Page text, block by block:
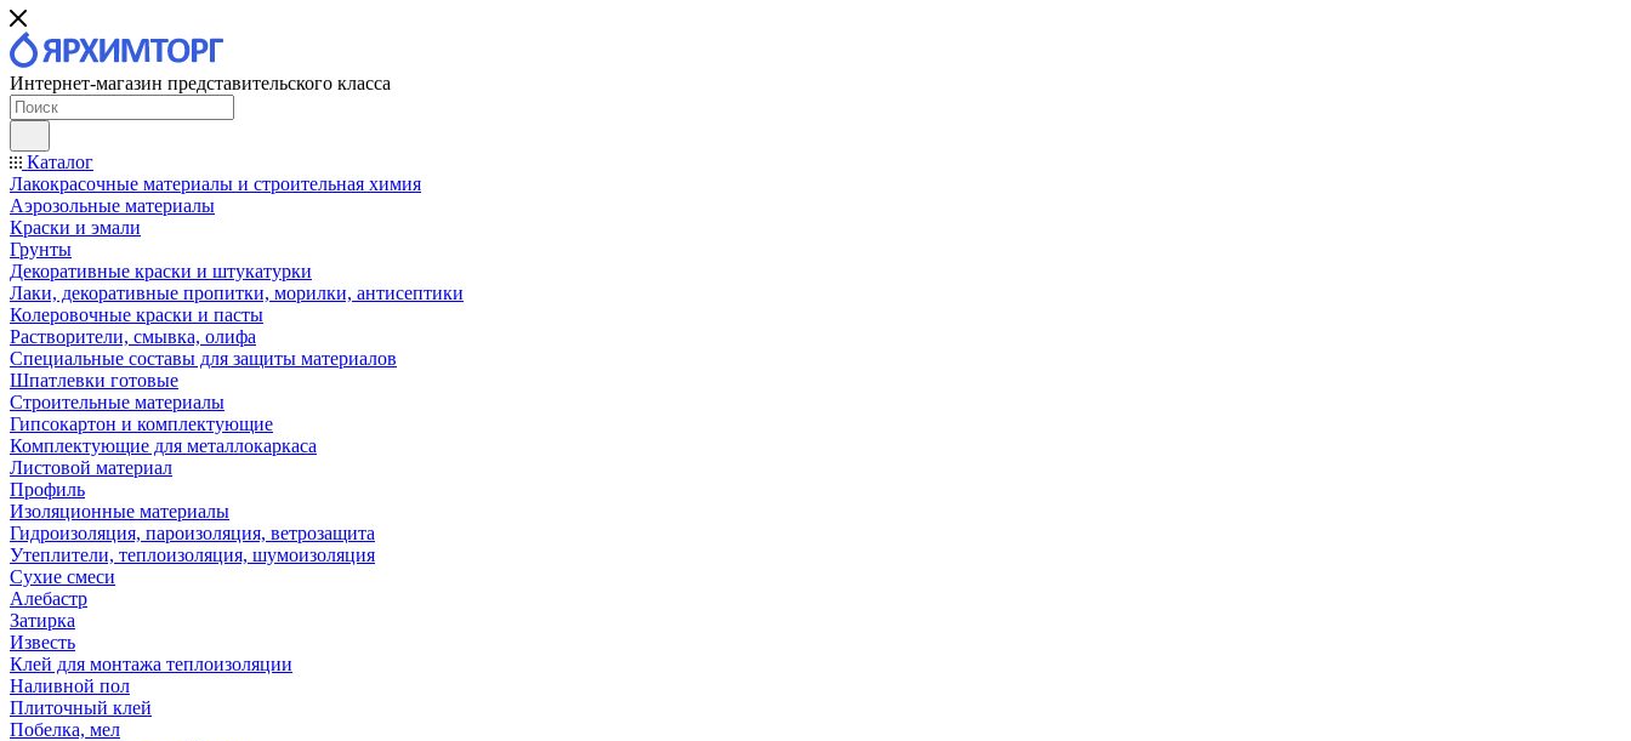
Интернет-магазин представительского класса
Каталог
Лакокрасочные материалы и строительная химия
Аэрозольные материалы
Краски и эмали
Грунты
Декоративные краски и штукатурки
Лаки, декоративные пропитки, морилки, антисептики
Колеровочные краски и пасты
Растворители, смывка, олифа
Специальные составы для защиты материалов
Шпатлевки готовые
Строительные материалы
Гипсокартон и комплектующие
Комплектующие для металлокаркаса
Листовой материал
Профиль
Изоляционные материалы
Гидроизоляция, пароизоляция, ветрозащита
Утеплители, теплоизоляция, шумоизоляция
Сухие смеси
Алебастр
Затирка
Известь
Клей для монтажа теплоизоляции
Наливной пол
Плиточный клей
Побелка, мел